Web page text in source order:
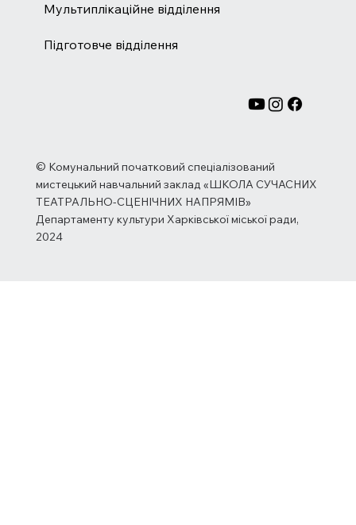
Мультиплікаційне відділення
Підготовче відділення
© Комунальний початковий спеціалізований
мистецький навчальний заклад «ШКОЛА СУЧАСНИХ
ТЕАТРАЛЬНО-СЦЕНІЧНИХ НАПРЯМІВ»
Департаменту культури Харківської міської ради,
2024